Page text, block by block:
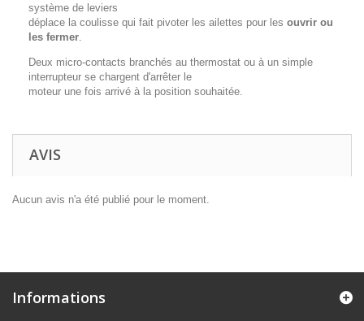
système de leviers
déplace la coulisse qui fait pivoter les ailettes pour les ouvrir ou
les fermer.
Deux micro-contacts branchés au thermostat ou à un simple
interrupteur se chargent d'arrêter le
moteur une fois arrivé à la position souhaitée.
AVIS
Aucun avis n'a été publié pour le moment.
Informations